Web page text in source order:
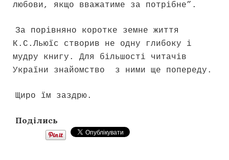
любови, якщо вважатиме за потрібне”.
За порівняно коротке земне життя
К.С.Льюїс створив не одну глибоку і
мудру книгу. Для більшості читачів
України знайомство з ними ще попереду.
Щиро їм заздрю.
Поділись